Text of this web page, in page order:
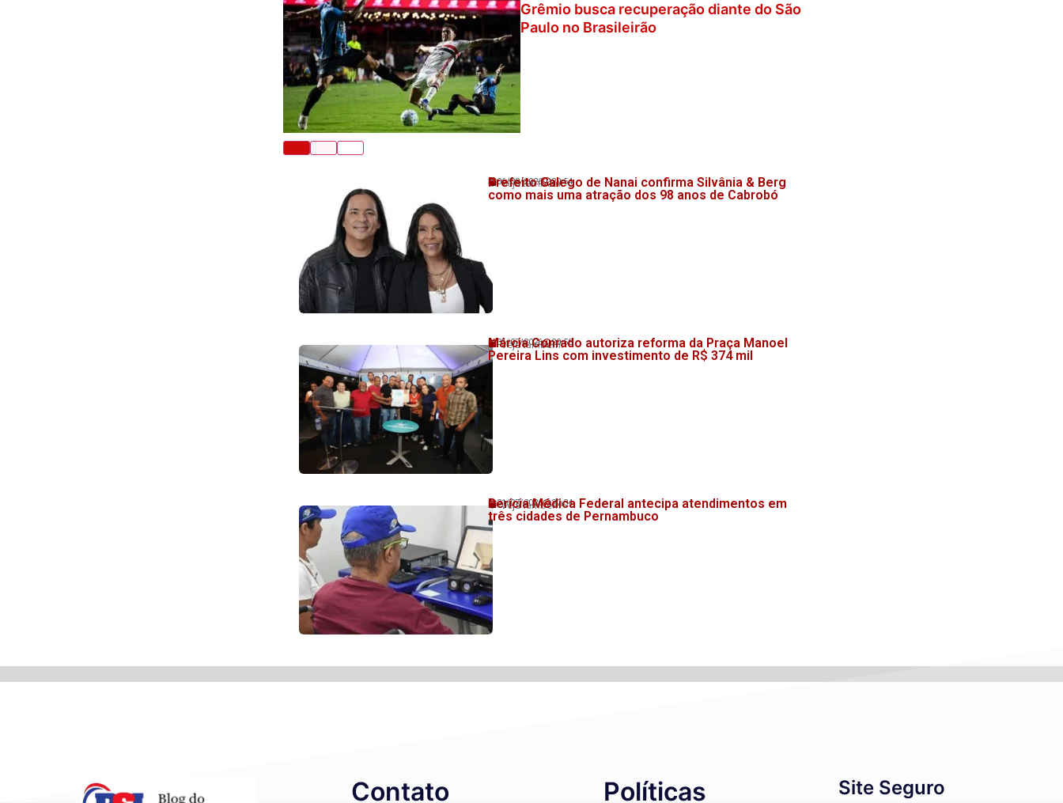
Grêmio busca recuperação diante do São
Paulo no Brasileirão
💬 Veja também!
06/08/2026 20:54
Prefeito Galego de Nanai confirma Silvânia & Berg
como mais uma atração dos 98 anos de Cabrobó
💬 Veja também!
31/07/2026 20:58
Márcia Conrado autoriza reforma da Praça Manoel
Pereira Lins com investimento de R$ 374 mil
💬 Veja também!
31/07/2026 20:34
Perícia Médica Federal antecipa atendimentos em
três cidades de Pernambuco
Contato Políticas Site Seguro